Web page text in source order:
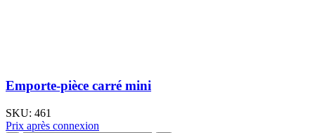
Emporte-pièce carré mini
SKU: 461
Prix après connexion